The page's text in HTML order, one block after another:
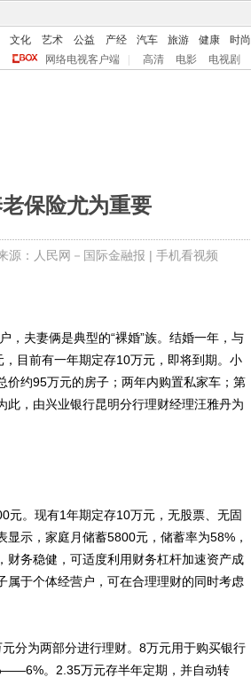
文化 艺术 公益 产经 汽车 旅游 健康 时尚
网络电视客户端 高清 电影 电视剧
保险尤为重要
源：人民网－国际金融报 | 手机看视频
夫妻俩是典型的“裸婚”族。结婚一年，与
目前有一年期定存10万元，即将到期。小
价约95万元的房子；两年内购置私家车；第
此，由兴业银行昆明分行理财经理汪雅丹为
。现有1年期定存10万元，无股票、无固
示，家庭月储蓄5800元，储蓄率为58%，
财务稳健，可适度利用财务杠杆加速资产成
属于个体经营户，可在合理理财的同时考虑
为两部分进行理财。8万元用于购买银行
。2.35万元存半年定期，并自动转